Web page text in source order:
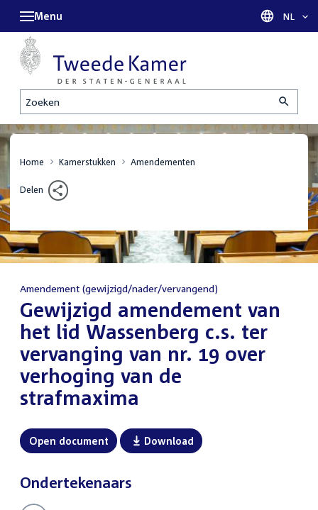
Zoeken
Menu Taal
NL
Home Kamerstukken Amendementen
Delen
Amendement (gewijzigd/nader/vervangend)
:Gewijzigd amendement van
het lid Wassenberg c.s. ter
vervanging van nr. 19 over
verhoging van de
strafmaxima
Open document Download
Ondertekenaars